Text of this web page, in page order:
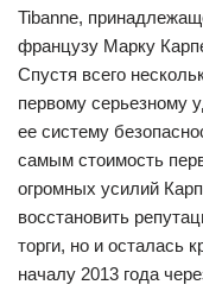
Tibanne,
французу Марку
Спустя всего
первому серьезному
ее систему
самым стоимость
огромных усилий
восстановить
торги, но и осталась
началу 2013 года